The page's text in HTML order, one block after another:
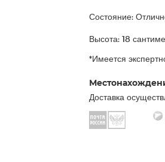
Состояние:
Высота: 18
*Имеется
Доставка